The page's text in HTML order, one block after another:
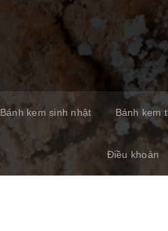
Bánh kem sinh nhật Bánh kem
Điều khoản